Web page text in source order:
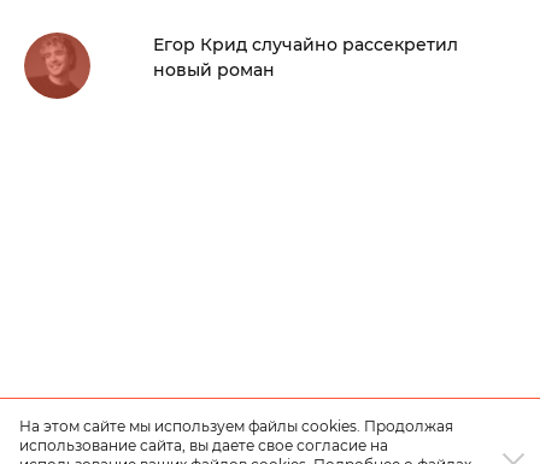
Егор Крид случайно рассекретил
новый роман
На этом сайте мы используем файлы cookies. Продолжая
использование сайта, вы даете свое согласие на